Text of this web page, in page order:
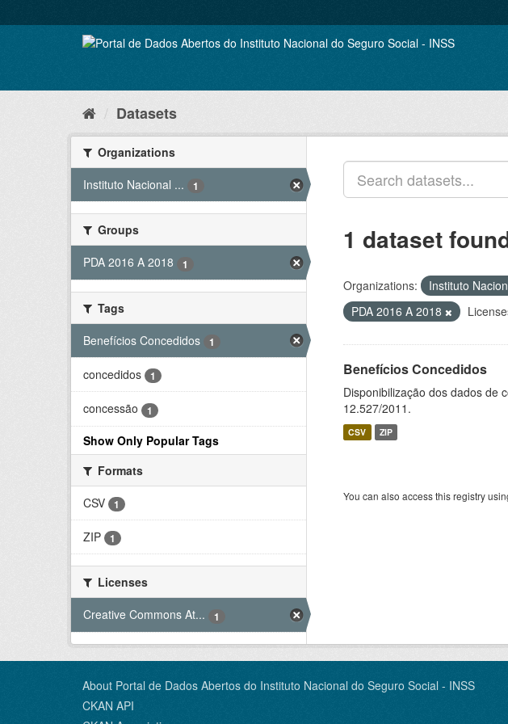
to
Datasets
Organizations
Instituto Nacional ...
1
Groups
PDA 2016 A 2018
1
Tags
Benefícios Concedidos
1
concedidos 1
concessão 1
Show Only Popular Tags
Formats
CSV
1
ZIP 1
Licenses
Creative Commons At...
1
1 dataset
Organizations: Instituto
PDA 2016 A 2018
Benefícios Concedidos
Disponibilização dos dados de
12.527/2011.
CSV ZIP
You can also access this registry
About Portal de Dados Abertos do Instituto Nacional do Seguro Social - INSS
CKAN API